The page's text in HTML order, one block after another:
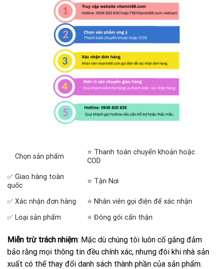
Chọn sản phẩm
⭐ Thanh toán chuyển khoản hoặc
COD
✅ Giao hàng toàn
quốc
⭐ Tận Nơi
✅ Xác nhận đơn hàng
⭐ Nhân viên gọi điện để xác nhận
✅ Loại sản phẩm
⭐ Đóng gói cẩn thận
Miễn trừ trách nhiệm: Mặc dù chúng tôi luôn cố gắng đảm
bảo rằng mọi thông tin đều chính xác, nhưng đôi khi nhà sản
xuất có thể thay đổi danh sách thành phần của sản phẩm.